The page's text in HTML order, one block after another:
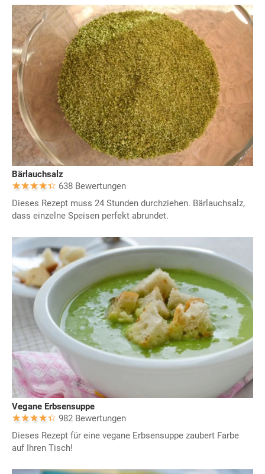
Bärlauchsalz
638 Bewertungen
Dieses Rezept muss 24 Stunden durchziehen. Bärlauchsalz,
dass einzelne Speisen perfekt abrundet.
Vegane Erbsensuppe
982 Bewertungen
Dieses Rezept für eine vegane Erbsensuppe zaubert Farbe
auf Ihren Tisch!